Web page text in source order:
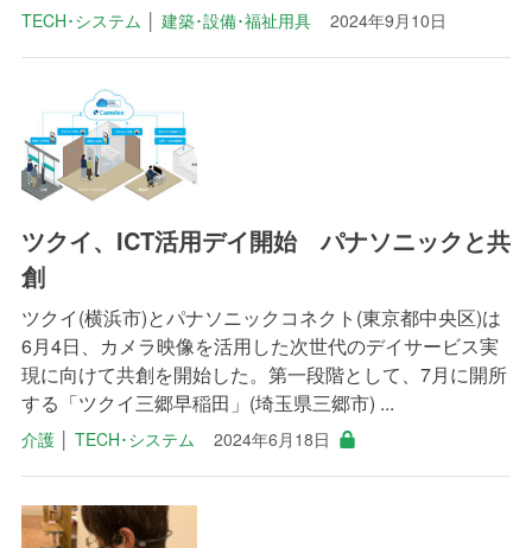
TECH･システム 建築･設備･福祉用具 2024年9月10日
ツクイ、ICT活用デイ開始 パナソニックと共
創
ツクイ(横浜市)とパナソニックコネクト(東京都中央区)は
6月4日、カメラ映像を活用した次世代のデイサービス実
現に向けて共創を開始した。第一段階として、7月に開所
する「ツクイ三郷早稲田」(埼玉県三郷市) ...
介護│ TECH･システム 2024年6月18日